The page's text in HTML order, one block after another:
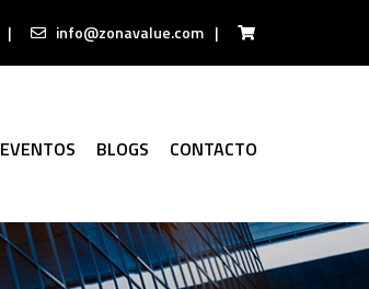
| info@zonavalue.com |
EVENTOS BLOGS CONTACTO